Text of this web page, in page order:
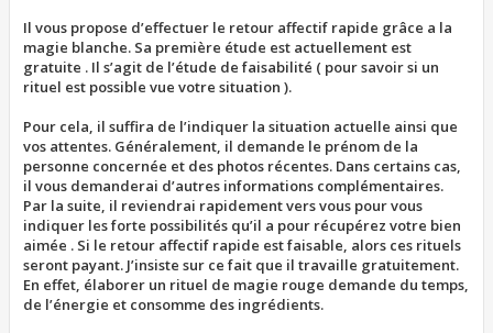
Il vous propose d’effectuer le retour affectif rapide grâce a la
magie blanche. Sa première étude est actuellement est
gratuite . Il s’agit de l’étude de faisabilité ( pour savoir si un
rituel est possible vue votre situation ).
Pour cela, il suffira de l’indiquer la situation actuelle ainsi que
vos attentes. Généralement, il demande le prénom de la
personne concernée et des photos récentes. Dans certains cas,
il vous demanderai d’autres informations complémentaires.
Par la suite, il reviendrai rapidement vers vous pour vous
indiquer les forte possibilités qu’il a pour récupérez votre bien
aimée . Si le retour affectif rapide est faisable, alors ces rituels
seront payant. J’insiste sur ce fait que il travaille gratuitement.
En effet, élaborer un rituel de magie rouge demande du temps,
de l’énergie et consomme des ingrédients.